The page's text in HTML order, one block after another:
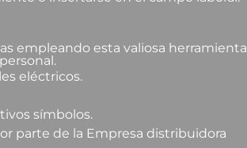
empleando esta valiosa herramienta
eléctricos.
símbolos.
parte de la Empresa distribuidora